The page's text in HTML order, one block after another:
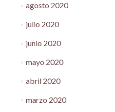
agosto 2020
julio 2020
junio 2020
mayo 2020
abril 2020
marzo 2020